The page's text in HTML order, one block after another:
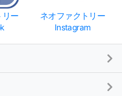
リー
ネオファクトリー
Instagram